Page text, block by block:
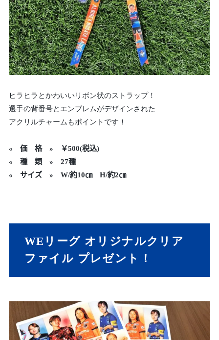
ヒラヒラとかわいいリボン状のストラップ！
選手の背番号とエンブレムがデザインされた
アクリルチャームもポイントです！
« 価 格 » ￥500(税込)
« 種 類 » 27種
« サイズ » W/約10㎝ H/約2㎝
WEリーグ オリジナルクリア
ファイル プレゼント！